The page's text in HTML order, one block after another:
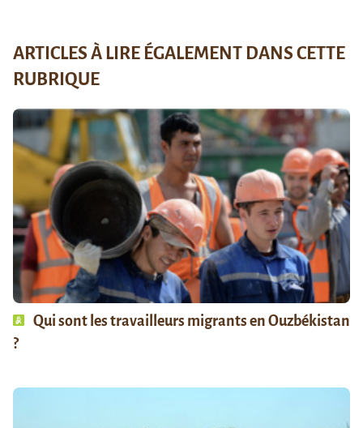
ARTICLES À LIRE ÉGALEMENT DANS CETTE
RUBRIQUE
Qui sont les travailleurs migrants en Ouzbékistan
?